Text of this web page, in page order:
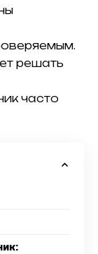
решать
часто